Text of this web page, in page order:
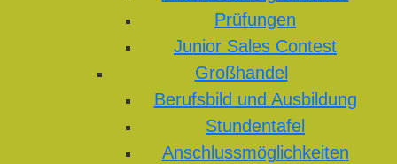
Prüfungen
Junior Sales Contest
Großhandel
Berufsbild und Ausbildung
Stundentafel
Anschlussmöglichkeiten